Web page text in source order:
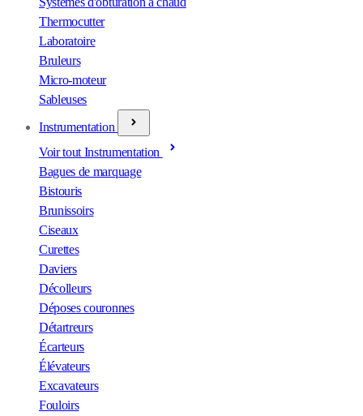
Thermocutter
Laboratoire
Bruleurs
Micro-moteur
Sableuses
Instrumentation
Voir tout Instrumentation
Bagues de marquage
Bistouris
Brunissoirs
Ciseaux
Curettes
Daviers
Décolleurs
Déposes couronnes
Détartreurs
Écarteurs
Élévateurs
Excavateurs
Fouloirs